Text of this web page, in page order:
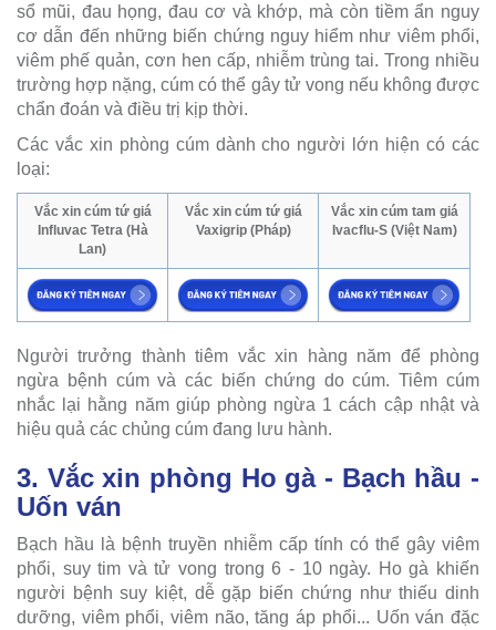
sổ mũi, đau họng, đau cơ và khớp, mà còn tiềm ẩn nguy
cơ dẫn đến những biến chứng nguy hiểm như viêm phổi,
viêm phế quản, cơn hen cấp, nhiễm trùng tai. Trong nhiều
trường hợp nặng, cúm có thể gây tử vong nếu không được
chẩn đoán và điều trị kịp thời.
Các vắc xin phòng cúm dành cho người lớn hiện có các
loại:
Vắc xin cúm tứ giá
Influvac Tetra (Hà
Lan)
Vắc xin cúm tứ giá
Vaxigrip (Pháp)
Vắc xin cúm tam giá
Ivacflu-S (Việt Nam)
Người trưởng thành tiêm vắc xin hàng năm để phòng
ngừa bệnh cúm và các biến chứng do cúm. Tiêm cúm
nhắc lại hằng năm giúp phòng ngừa 1 cách cập nhật và
hiệu quả các chủng cúm đang lưu hành.
3. Vắc xin phòng Ho gà - Bạch hầu -
Uốn ván
Bạch hầu là bệnh truyền nhiễm cấp tính có thể gây viêm
phổi, suy tim và tử vong trong 6 - 10 ngày. Ho gà khiến
người bệnh suy kiệt, dễ gặp biến chứng như thiếu dinh
dưỡng, viêm phổi, viêm não, tăng áp phổi... Uốn ván đặc